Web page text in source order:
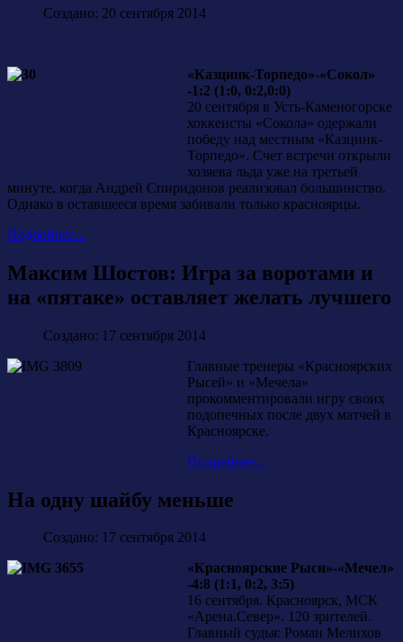
Создано: 20 сентября 2014
«Казцинк-Торпедо»-«Сокол»
-1:2 (1:0, 0:2,0:0)
20 сентября в Усть-Каменогорске
хоккеисты «Сокола» одержали
победу над местным «Казцинк-
Торпедо». Счет встречи открыли
хозяева льда уже на третьей
минуте, когда Андрей Спиридонов реализовал большинство.
Однако в оставшееся время забивали только красноярцы.
Подробнее...
Максим Шостов: Игра за воротами и
на «пятаке» оставляет желать лучшего
Создано: 17 сентября 2014
Главные тренеры «Красноярских
Рысей» и «Мечела»
прокомментировали игру своих
подопечных после двух матчей в
Красноярске.
Подробнее...
На одну шайбу меньше
Создано: 17 сентября 2014
«Красноярские Рыси»-«Мечел»
-4:8 (1:1, 0:2, 3:5)
16 сентября. Красноярск, МСК
«Арена.Север». 120 зрителей.
Главный судья: Роман Мелихов